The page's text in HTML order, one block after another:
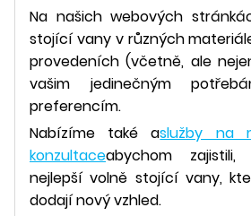
Na našich webových
stojící vany v různých
provedeních (včetně, ale
vašim jedinečným
preferencím.
Nabízíme také aslužby na
konzultaceabychom
nejlepší volně stojící vany,
dodají nový vzhled.